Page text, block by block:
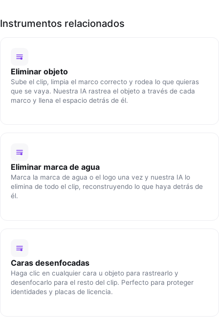
Instrumentos relacionados
Eliminar objeto
Sube el clip, limpia el marco correcto y rodea lo que quieras
que se vaya. Nuestra IA rastrea el objeto a través de cada
marco y llena el espacio detrás de él.
Eliminar marca de agua
Marca la marca de agua o el logo una vez y nuestra IA lo
elimina de todo el clip, reconstruyendo lo que haya detrás de
él.
Caras desenfocadas
Haga clic en cualquier cara u objeto para rastrearlo y
desenfocarlo para el resto del clip. Perfecto para proteger
identidades y placas de licencia.